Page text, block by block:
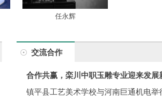
任永辉
交流合作
合作共赢，栾川中职玉雕专业迎来发展
镇平县工艺美术学校与河南巨通机电